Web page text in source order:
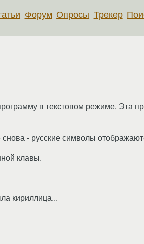
Форум Опросы Трекер
в текстовом режиме. Эта
снова - русские символы
клавы.
кириллица...